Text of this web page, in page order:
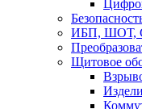
ИБП, ШОТ,
Щитовое